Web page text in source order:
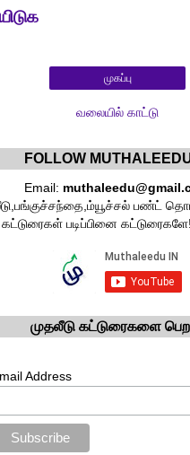
முகப்பு
வலையில் காட்டு
FOLLOW
Email:
பண்ட்
படிப்பினை
முதலீடு கட்டுரைகளை
Address